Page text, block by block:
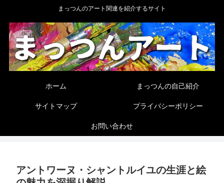
まっつんのアート関連を紹介するサイト
ホーム まっつんの自己紹介
サイトマップ プライバシーポリシー
お問い合わせ
アントワーヌ・シャントルイユの生涯と絵